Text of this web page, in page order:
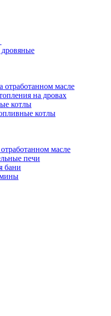
отработанном масле
на дровах
котлы
котлы
масле
печи
бани